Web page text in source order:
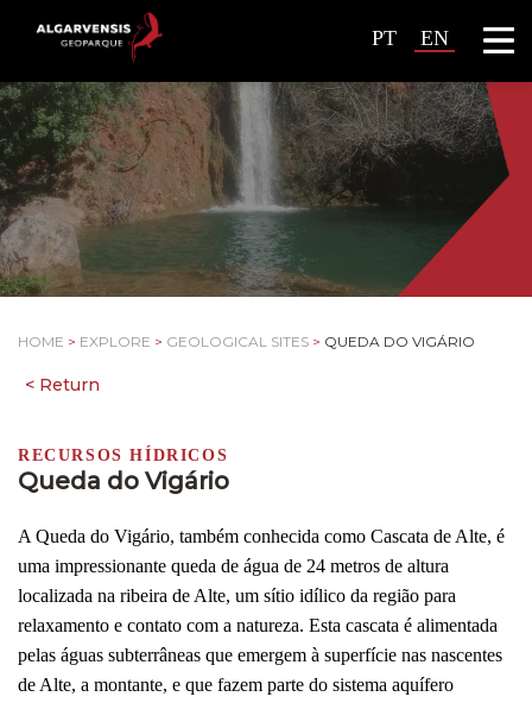
PT EN
HOME > EXPLORE > GEOLOGICAL SITES > QUEDA DO VIGÁRIO
RECURSOS HÍDRICOS
Queda do Vigário
A Queda do Vigário, também conhecida como Cascata de Alte, é
uma impressionante queda de água de 24 metros de altura
localizada na ribeira de Alte, um sítio idílico da região para
relaxamento e contato com a natureza. Esta cascata é alimentada
pelas águas subterrâneas que emergem à superfície nas nascentes
de Alte, a montante, e que fazem parte do sistema aquífero